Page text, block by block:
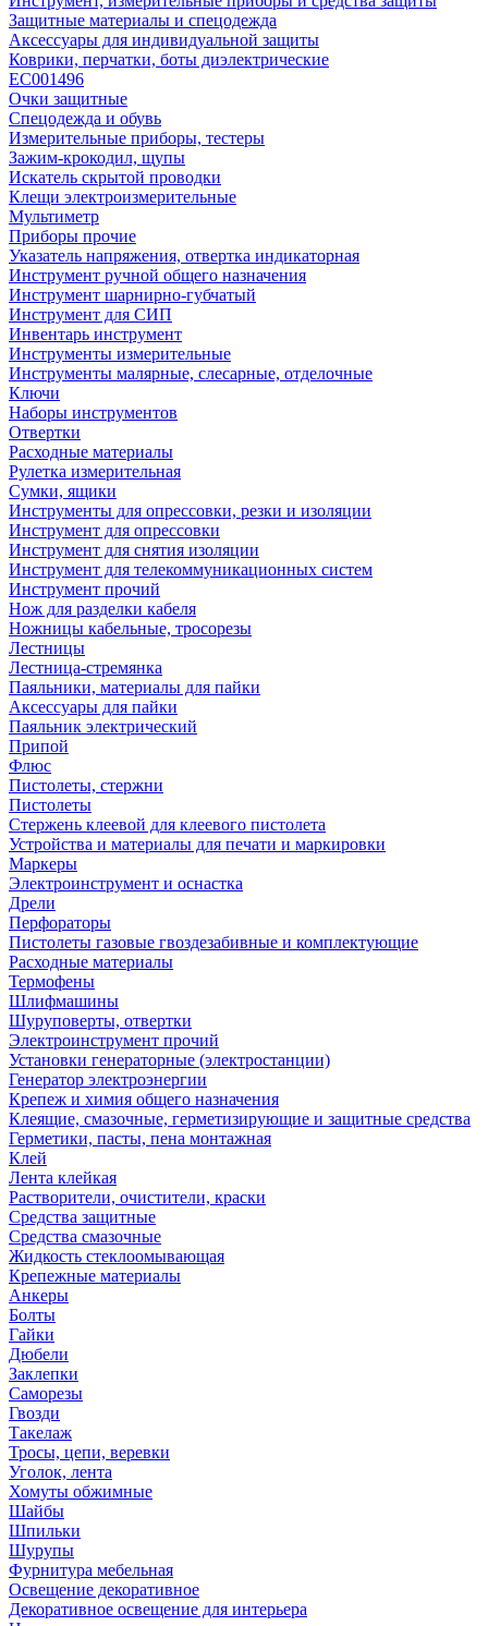
Защитные материалы и спецодежда
Аксессуары для индивидуальной защиты
Коврики, перчатки, боты диэлектрические
EC001496
Очки защитные
Спецодежда и обувь
Измерительные приборы, тестеры
Зажим-крокодил, щупы
Искатель скрытой проводки
Клещи электроизмерительные
Мультиметр
Приборы прочие
Указатель напряжения, отвертка индикаторная
Инструмент ручной общего назначения
Инструмент шарнирно-губчатый
Инструмент для СИП
Инвентарь инструмент
Инструменты измерительные
Инструменты малярные, слесарные, отделочные
Ключи
Наборы инструментов
Отвертки
Расходные материалы
Рулетка измерительная
Сумки, ящики
Инструменты для опрессовки, резки и изоляции
Инструмент для опрессовки
Инструмент для снятия изоляции
Инструмент для телекоммуникационных систем
Инструмент прочий
Нож для разделки кабеля
Ножницы кабельные, тросорезы
Лестницы
Лестница-стремянка
Паяльники, материалы для пайки
Аксессуары для пайки
Паяльник электрический
Припой
Флюс
Пистолеты, стержни
Пистолеты
Стержень клеевой для клеевого пистолета
Устройства и материалы для печати и маркировки
Маркеры
Электроинструмент и оснастка
Дрели
Перфораторы
Пистолеты газовые гвоздезабивные и комплектующие
Расходные материалы
Термофены
Шлифмашины
Шуруповерты, отвертки
Электроинструмент прочий
Установки генераторные (электростанции)
Генератор электроэнергии
Крепеж и химия общего назначения
Клеящие, смазочные, герметизирующие и защитные средства
Герметики, пасты, пена монтажная
Клей
Лента клейкая
Растворители, очистители, краски
Средства защитные
Средства смазочные
Жидкость стеклоомывающая
Крепежные материалы
Анкеры
Болты
Гайки
Дюбели
Заклепки
Саморезы
Гвозди
Такелаж
Тросы, цепи, веревки
Уголок, лента
Хомуты обжимные
Шайбы
Шпильки
Шурупы
Фурнитура мебельная
Освещение декоративное
Декоративное освещение для интерьера